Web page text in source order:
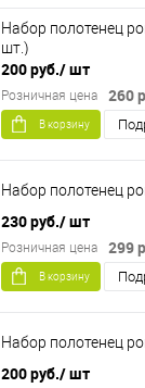
Набор полотенец
шт.)
200 руб./ шт
260
Розничная цена
В корзину
Набор полотенец
230 руб./ шт
299
Розничная цена
В корзину
Набор полотенец
200 руб./ шт